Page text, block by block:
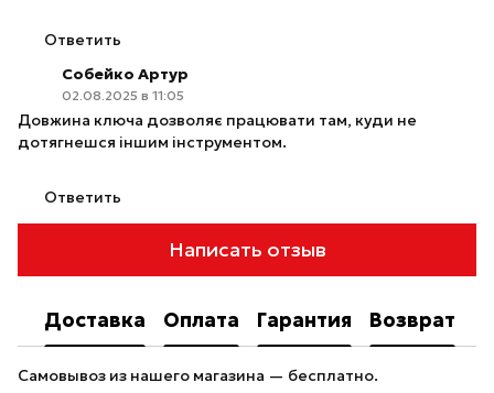
Ответить
Собейко Артур
02.08.2025 в 11:05
Довжина ключа дозволяє працювати там, куди не
дотягнешся іншим інструментом.
Ответить
Написать отзыв
Доставка Оплата Гарантия Возврат
Самовывоз из нашего магазина — бесплатно.